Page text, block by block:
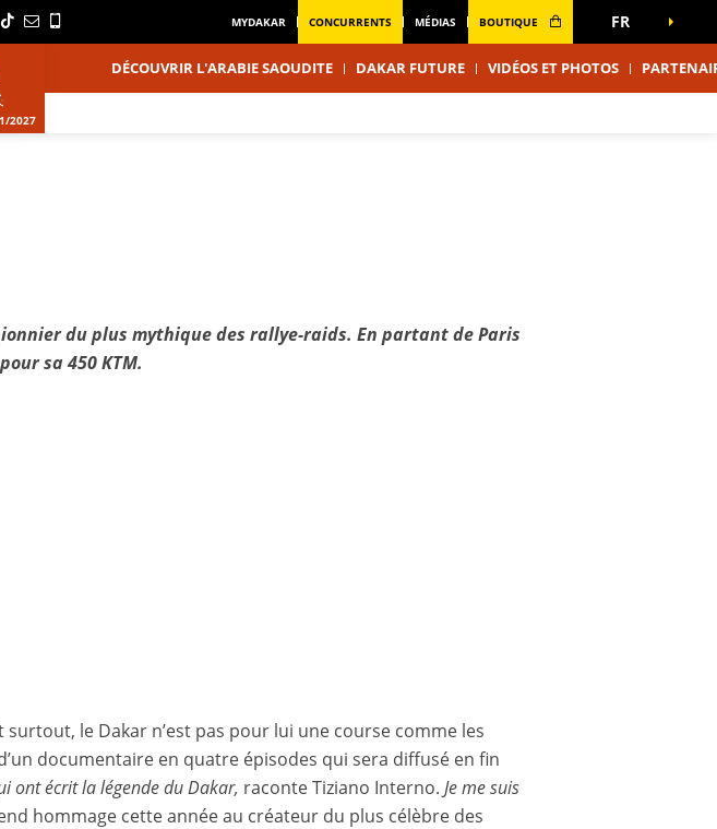
MYDAKAR CONCURRENTS MÉDIAS BOUTIQUE FR
2027
DÉCOUVRIR L'ARABIE SAOUDITE DAKAR FUTURE VIDÉOS ET PHOTOS
du plus mythique des rallye-raids. En partant de Paris
sa 450 KTM.
le Dakar n’est pas pour lui une course comme les
documentaire en quatre épisodes qui sera diffusé en fin
ont écrit la légende du Dakar, raconte Tiziano Interno. Je me suis
hommage cette année au créateur du plus célèbre des